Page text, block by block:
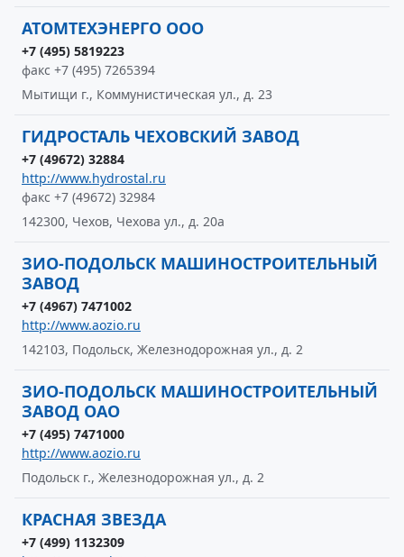
АТОМТЕХЭНЕРГО ООО
+7 (495) 5819223
факс +7 (495) 7265394
Мытищи г., Коммунистическая ул., д. 23
ГИДРОСТАЛЬ ЧЕХОВСКИЙ ЗАВОД
+7 (49672) 32884
http://www.hydrostal.ru
факс +7 (49672) 32984
142300, Чехов, Чехова ул., д. 20а
ЗИО-ПОДОЛЬСК МАШИНОСТРОИТЕЛЬНЫЙ
ЗАВОД
+7 (4967) 7471002
http://www.aozio.ru
142103, Подольск, Железнодорожная ул., д. 2
ЗИО-ПОДОЛЬСК МАШИНОСТРОИТЕЛЬНЫЙ
ЗАВОД ОАО
+7 (495) 7471000
http://www.aozio.ru
Подольск г., Железнодорожная ул., д. 2
КРАСНАЯ ЗВЕЗДА
+7 (499) 1132309